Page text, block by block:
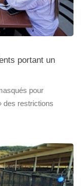
portant un
pour
des restrictions